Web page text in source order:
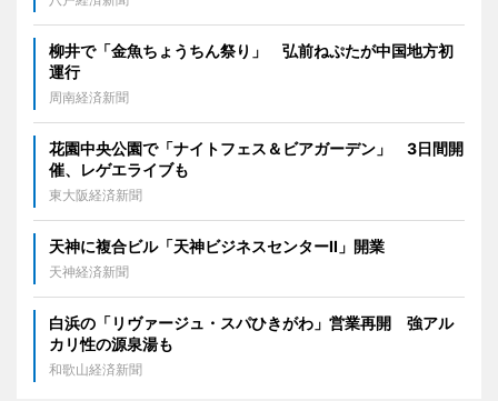
柳井で「金魚ちょうちん祭り」 弘前ねぷたが中国地方初
運行
周南経済新聞
花園中央公園で「ナイトフェス＆ビアガーデン」 3日間開
催、レゲエライブも
東大阪経済新聞
天神に複合ビル「天神ビジネスセンターII」開業
天神経済新聞
白浜の「リヴァージュ・スパひきがわ」営業再開 強アル
カリ性の源泉湯も
和歌山経済新聞